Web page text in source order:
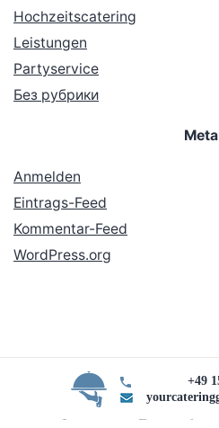
Hochzeitscatering
Leistungen
Partyservice
Без рубрики
Meta
Anmelden
Eintrags-Feed
Kommentar-Feed
WordPress.org
+49
Impressum